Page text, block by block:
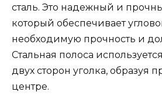
сталь. Это надежный и
который обеспечивает
необходимую прочность и
Стальная полоса
двух сторон уголка, образуя
центре.